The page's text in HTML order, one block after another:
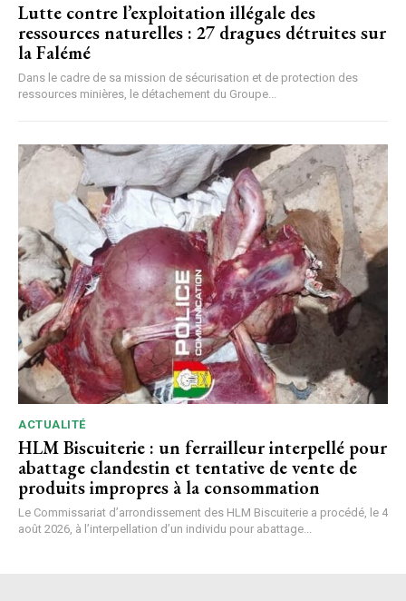
Lutte contre l’exploitation illégale des
ressources naturelles : 27 dragues détruites sur
la Falémé
Dans le cadre de sa mission de sécurisation et de protection des
ressources minières, le détachement du Groupe...
ACTUALITÉ
HLM Biscuiterie : un ferrailleur interpellé pour
abattage clandestin et tentative de vente de
produits impropres à la consommation
Le Commissariat d’arrondissement des HLM Biscuiterie a procédé, le 4
août 2026, à l’interpellation d’un individu pour abattage...